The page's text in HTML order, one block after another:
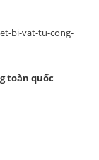
bi-vat-tu-cong-
toàn quốc